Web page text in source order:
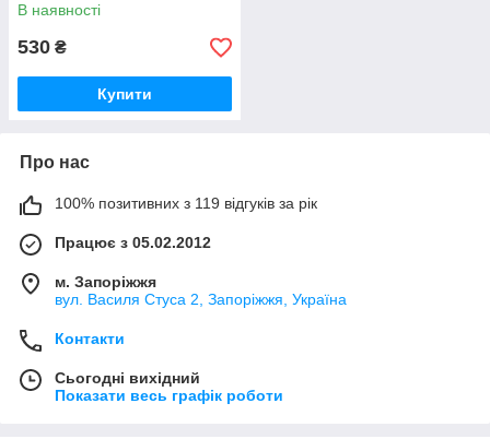
В наявності
530 ₴
Купити
Про нас
100% позитивних з 119 відгуків за рік
Працює з 05.02.2012
м. Запоріжжя
вул. Василя Стуса 2, Запоріжжя, Україна
Контакти
Сьогодні вихідний
Показати весь графік роботи